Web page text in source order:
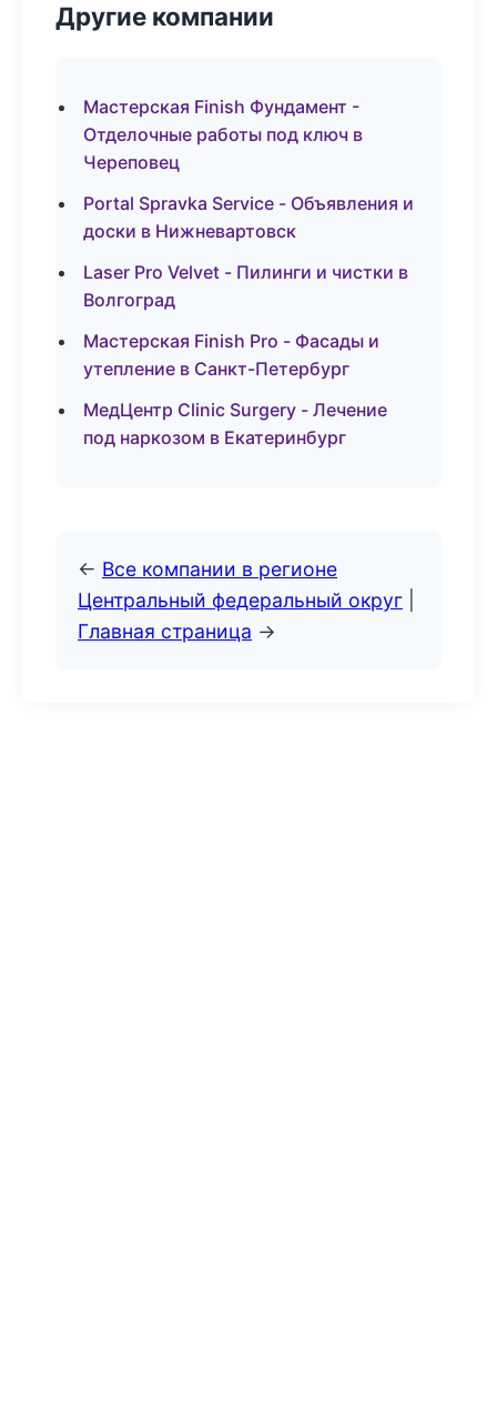
Другие компании
Мастерская Finish Фундамент -
Отделочные работы под ключ в
Череповец
Portal Spravka Service - Объявления и
доски в Нижневартовск
Laser Pro Velvet - Пилинги и чистки в
Волгоград
Мастерская Finish Pro - Фасады и
утепление в Санкт-Петербург
МедЦентр Clinic Surgery - Лечение
под наркозом в Екатеринбург
← Все компании в регионе
Центральный федеральный округ
Главная страница →